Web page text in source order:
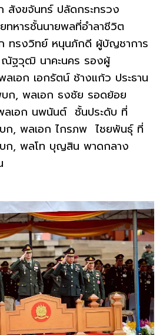
สังขจันทร์ ปลัดกระทรวง
ทหารชั้นนายพลที่อำลาชีวิต
ทรงวิทย์ หนุนภักดี ผู้บัญชาการ
ฐวุฒิ นาคะนคร รองผู้
เอก เอกรัตน์ ช้างแก้ว ประธาน
ก, พลเอก ธงชัย รอดย้อย
ลเอก นพนันต์ ชั้นประดับ ที่
ก, พลเอก ไกรภพ ไชยพันธุ์ ที่
ก, พลโท บุญสิน พาดกลาง